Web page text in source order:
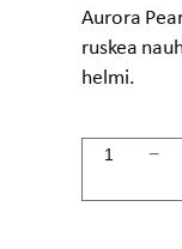
Aurora
ruskea
helmi.
Kaulakoru
−